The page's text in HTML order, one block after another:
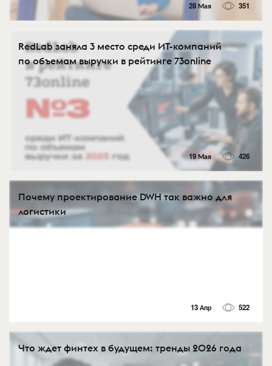
28 Мая 351
RedLab заняла 3 место среди ИТ-компаний
по объемам выручки в рейтинге 73online
19 Мая 426
Почему проектирование DWH так важно для
логистики
13 Апр 522
Что ждет финтех в будущем: тренды 2026 года